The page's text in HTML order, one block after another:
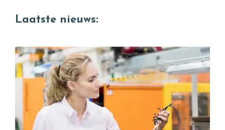
website
Laatste nieuws:
Quality Engineer gezocht (die wél verschil
ziet tussen goed en perfect)